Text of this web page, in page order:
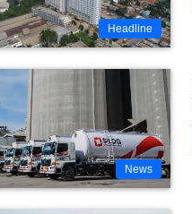
Headline
News